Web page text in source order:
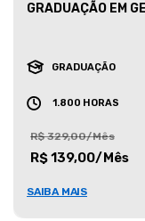
GRADUAÇÃO EM
GRADUAÇÃO
1.800 HORAS
R$ 329,00/Mês
R$ 139,00/Mês
SAIBA MAIS